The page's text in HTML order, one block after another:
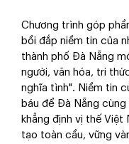
Chương trình góp
bồi đắp niềm tin của
thành phố Đà Nẵng
người, văn hóa, tri
nghĩa tình". Niềm tin
báu để Đà Nẵng
khẳng định vị thế Việt
tạo toàn cầu, vững